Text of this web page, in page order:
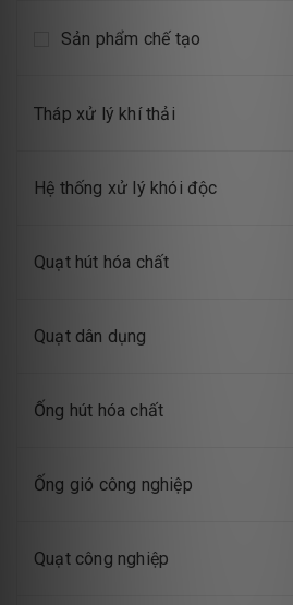
Sản phẩm chế tạo
Tháp xử lý khí thải
Hệ thống xử lý khói độc
Quạt hút hóa chất
Quạt dân dụng
Ống hút hóa chất
Ống gió công nghiệp
Quạt công nghiệp